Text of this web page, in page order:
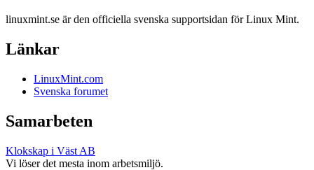
linuxmint.se är den officiella svenska supportsidan för Linux Mint.
Länkar
LinuxMint.com
Svenska forumet
Samarbeten
Klokskap i Väst AB
Vi löser det mesta inom arbetsmiljö.